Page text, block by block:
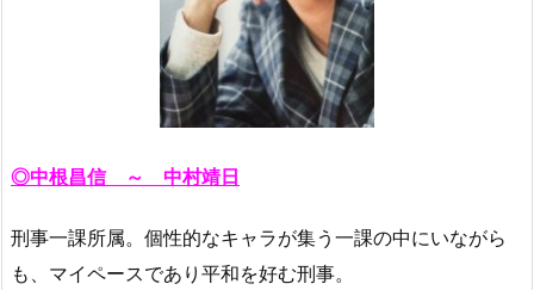
◎中根昌信 ～ 中村靖日
刑事一課所属。個性的なキャラが集う一課の中にいながら
も、マイペースであり平和を好む刑事。